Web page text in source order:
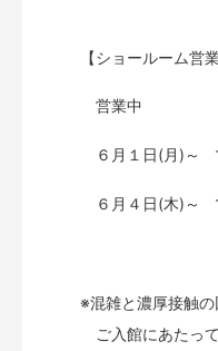
【ショールーム営
営業中
６月１日(月)～
６月４日(木)～
※混雑と濃厚接触の
ご入館にあたっ